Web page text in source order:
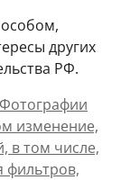
других
РФ.
изменение,
в том числе,
фильтров,